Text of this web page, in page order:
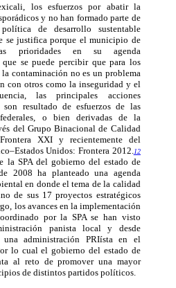
los esfuerzos por abatir la
y no han formado parte de
de desarrollo sustentable
se justifica porque el municipio de
prioridades en su agenda
que se puede percibir que para los
contaminación no es un problema
con otros como la inseguridad y el
las principales acciones
son resultado de esfuerzos de las
o bien derivadas de la
del Grupo Binacional de Calidad
XXI y recientemente del
Unidos: Frontera 2012. 12
la SPA del gobierno del estado de
2008 ha planteado una agenda
en donde el tema de la calidad
de sus 17 proyectos estratégicos
los avances en la implementación
por la SPA se han visto
panista local y desde
administración PRIísta en el
lo cual el gobierno del estado de
al reto de promover una mayor
de distintos partidos políticos.